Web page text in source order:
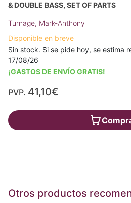
& DOUBLE BASS, SET OF PARTS
Turnage, Mark-Anthony
Disponible en breve
Sin stock. Si se pide hoy, se estima
17/08/26
¡GASTOS DE ENVÍO GRATIS!
PVP. 41,10€
Otros productos